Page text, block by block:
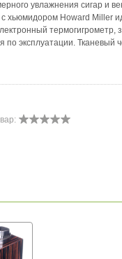
увлажнения сигар и
хьюмидором Howard Miller
термогигрометр,
по эксплуатации. Тканевый